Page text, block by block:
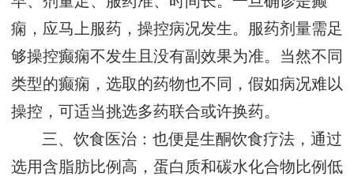
痫，应马上服药，操控病况发生。服药剂量需足
够操控癫痫不发生且没有副效果为准。当然不同
类型的癫痫，选取的药物也不同，假如病况难以
操控，可适当挑选多药联合或许换药。
三、饮食医治：也便是生酮饮食疗法，通过
选用含脂肪比例高，蛋白质和碳水化合物比例低